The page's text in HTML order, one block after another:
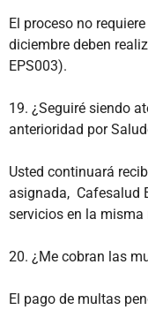
El proceso no
diciembre deben
EPS003).
19. ¿Seguiré siendo
anterioridad por
Usted continuará
asignada, Cafesalud
servicios en la misma
20. ¿Me cobran las
El pago de multas